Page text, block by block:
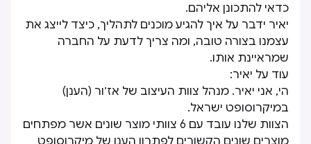
כדאי להתכונן אליהם.
יאיר ידבר על איך להגיע מוכנים לתהליך, כיצד לייצג את
עצמנו בצורה טובה, ומה צריך לדעת על החברה
שמראיינת אותו.
עוד על יאיר:
הי, אני יאיר. מנהל צוות העיצוב של אז׳ור (הענן)
במיקרוסופט ישראל.
הצוות שלנו עובד עם 6 צוותי מוצר שונים אשר מפתחים